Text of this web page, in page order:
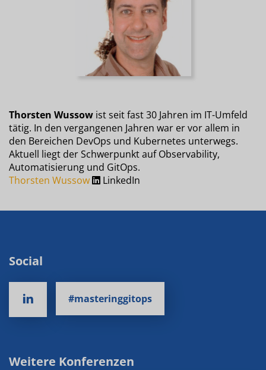
Thorsten Wussow ist seit fast 30 Jahren im IT-Umfeld
tätig. In den vergangenen Jahren war er vor allem in
den Bereichen DevOps und Kubernetes unterwegs.
Aktuell liegt der Schwerpunkt auf Observability,
Automatisierung und GitOps.
Thorsten Wussow
LinkedIn
Social
#masteringgitops
Weitere Konferenzen